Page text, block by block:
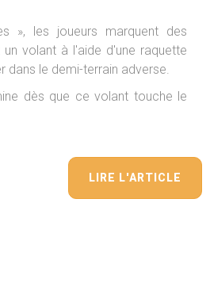
», les joueurs marquent des
volant à l'aide d'une raquette
dans le demi-terrain adverse.
dès que ce volant touche le
LIRE L'ARTICLE